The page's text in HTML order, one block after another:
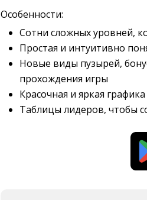
Особенности:
Сотни сложных уровней,
Простая и интуитивно
Новые виды пузырей,
прохождения игры
Красочная и яркая графика
Таблицы лидеров, чтобы